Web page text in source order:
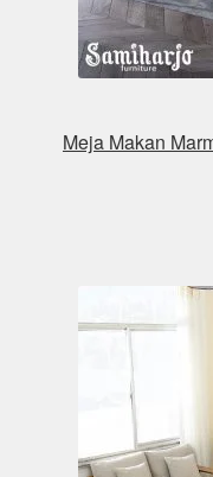
Meja Makan